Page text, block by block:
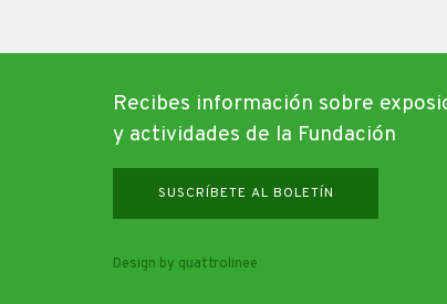
Recibes información sobre
y actividades de la Fundación
SUSCRÍBETE AL BOLETÍN
Design by quattrolinee